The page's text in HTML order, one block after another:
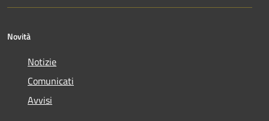
Novità
Notizie
Comunicati
Avvisi